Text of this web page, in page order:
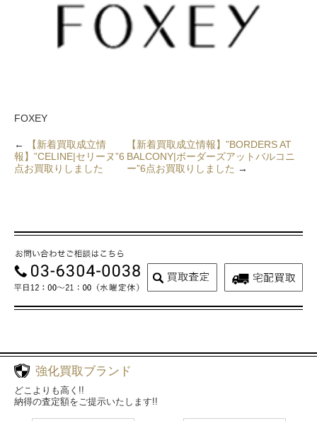
FOXEY
←
【新着買取成立情
報】”CELINE|セリーヌ”6
点お買取りしました
【新着買取成立情報】”BORDERS AT
BALCONY|ボーダーズアットバルコニ
ー”6点お買取りしました →
強化買取ブランド
どこよりも高く!!
納得の査定額をご提示いたします!!